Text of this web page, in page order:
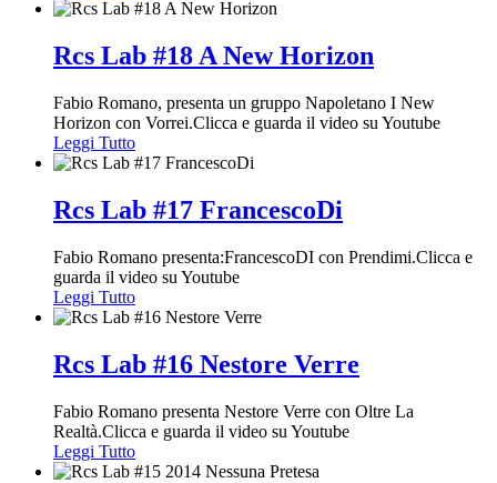
Rcs Lab #18 A New Horizon
Fabio Romano, presenta un gruppo Napoletano I New
Horizon con Vorrei.Clicca e guarda il video su Youtube
Leggi Tutto
Rcs Lab #17 FrancescoDi
Fabio Romano presenta:FrancescoDI con Prendimi.Clicca e
guarda il video su Youtube
Leggi Tutto
Rcs Lab #16 Nestore Verre
Fabio Romano presenta Nestore Verre con Oltre La
Realtà.Clicca e guarda il video su Youtube
Leggi Tutto